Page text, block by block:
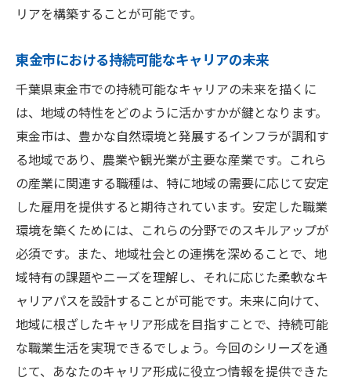
リアを構築することが可能です。
東金市における持続可能なキャリアの未来
千葉県東金市での持続可能なキャリアの未来を描くに
は、地域の特性をどのように活かすかが鍵となります。
東金市は、豊かな自然環境と発展するインフラが調和す
る地域であり、農業や観光業が主要な産業です。これら
の産業に関連する職種は、特に地域の需要に応じて安定
した雇用を提供すると期待されています。安定した職業
環境を築くためには、これらの分野でのスキルアップが
必須です。また、地域社会との連携を深めることで、地
域特有の課題やニーズを理解し、それに応じた柔軟なキ
ャリアパスを設計することが可能です。未来に向けて、
地域に根ざしたキャリア形成を目指すことで、持続可能
な職業生活を実現できるでしょう。今回のシリーズを通
じて、あなたのキャリア形成に役立つ情報を提供できた